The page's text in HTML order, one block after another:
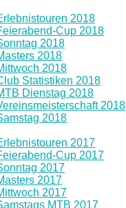
2018
Cup 2018
2018
2018
2018
Statistiken 2018
Dienstag 2018
2018
2018
2017
Cup 2017
2017
2017
2017
MTB 2017